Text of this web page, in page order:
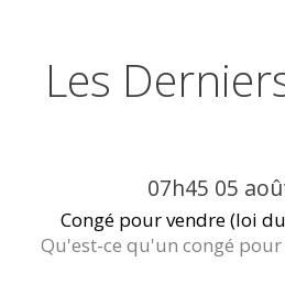
Les
07h45 05
Congé pour vendre (loi
Qu'est-ce qu'un congé pour